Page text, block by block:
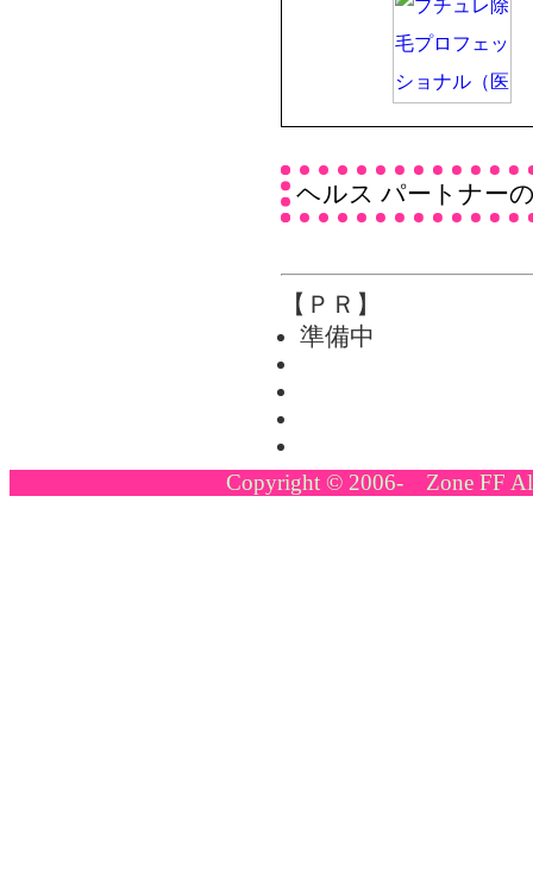
ヘルス パートナー
【ＰＲ】
準備中
Copyright © 2006- Zone FF All